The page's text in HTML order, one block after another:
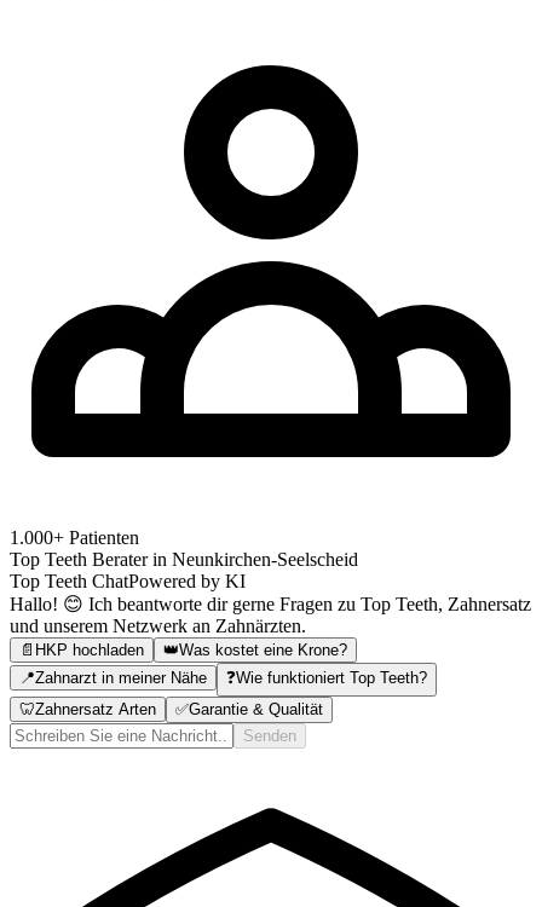
1.000+ Patienten
Top Teeth Berater in Neunkirchen-Seelscheid
Top Teeth ChatPowered by KI
Hallo! 😊 Ich beantworte dir gerne Fragen zu Top Teeth, Zahnersatz
und unserem Netzwerk an Zahnärzten.
📄 HKP hochladen 👑Was kostet eine Krone?
📍Zahnarzt in meiner Nähe ❓Wie funktioniert Top Teeth?
🦷Zahnersatz Arten ✅Garantie & Qualität
Senden